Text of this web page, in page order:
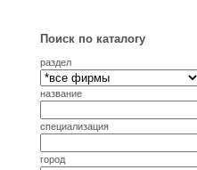
Поиск по каталогу
раздел
название
специализация
город